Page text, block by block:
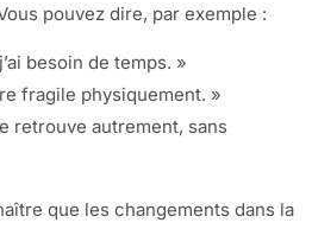
pouvez dire, par exemple :
besoin de temps. »
fragile physiquement. »
retrouve autrement, sans
que les changements dans la